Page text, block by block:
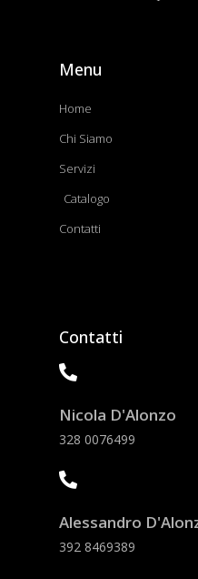
Menu
Home
Chi Siamo
Servizi
Catalogo
Contatti
Contatti
Nicola D'Alonzo
328 0076499
Alessandro
392 8469389